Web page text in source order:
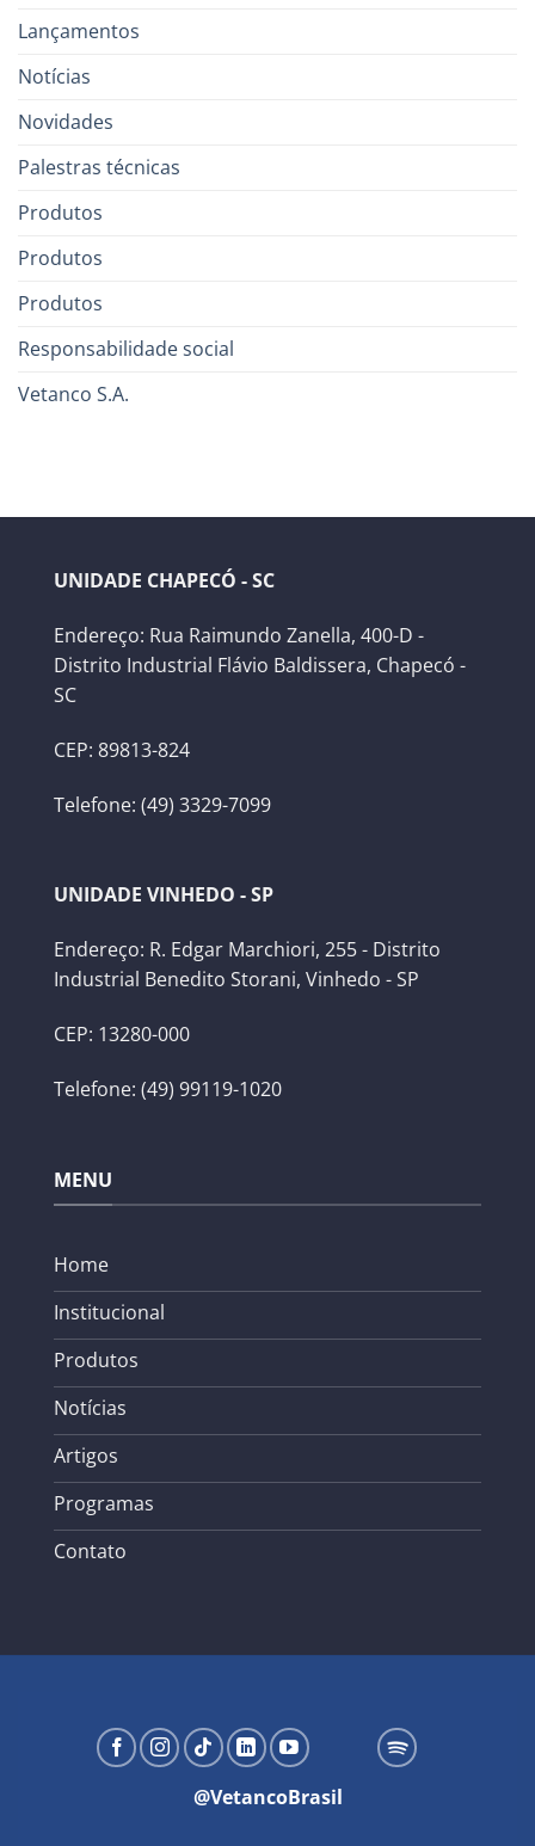
Lançamentos
Notícias
Novidades
Palestras técnicas
Produtos
Produtos
Produtos
Responsabilidade social
Vetanco S.A.
UNIDADE CHAPECÓ - SC
Endereço: Rua Raimundo Zanella, 400-D -
Distrito Industrial Flávio Baldissera, Chapecó -
SC
CEP: 89813-824
Telefone: (49) 3329-7099
UNIDADE VINHEDO - SP
Endereço: R. Edgar Marchiori, 255 - Distrito
Industrial Benedito Storani, Vinhedo - SP
CEP: 13280-000
Telefone: (49) 99119-1020
MENU
Home
Institucional
Produtos
Notícias
Artigos
Programas
Contato
@VetancoBrasil